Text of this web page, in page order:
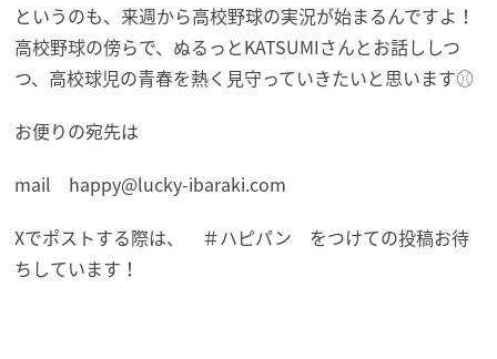
というのも、来週から高校野球の実況が始まるんですよ！
高校野球の傍らで、ぬるっとKATSUMIさんとお話ししつ
つ、高校球児の青春を熱く見守っていきたいと思います⚾
お便りの宛先は
mail happy@lucky-ibaraki.com
Xでポストする際は、 ＃ハピパン をつけての投稿お待
ちしています！